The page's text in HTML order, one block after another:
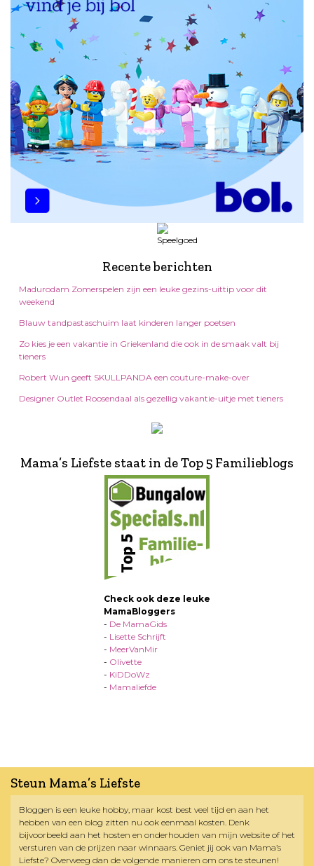
Recente berichten
Madurodam Zomerspelen zijn een leuke gezins-uittip voor dit
weekend
Blauw tandpastaschuim laat kinderen langer poetsen
Zo kies je een vakantie in Griekenland die ook in de smaak valt bij
tieners
Robert Wun geeft SKULLPANDA een couture-make-over
Designer Outlet Roosendaal als gezellig vakantie-uitje met tieners
Mama’s Liefste staat in de Top 5 Familieblogs
Check ook deze leuke
MamaBloggers
- De MamaGids
- Lisette Schrijft
- MeerVanMir
- Olivette
- KiDDoWz
- Mamaliefde
Steun Mama’s Liefste
Bloggen is een leuke hobby, maar kost best veel tijd en aan het
hebben van een blog zitten nu ook eenmaal kosten. Denk
bijvoorbeeld aan het hosten en onderhouden van mijn website of het
versturen van de prijzen naar winnaars. Geniet jij ook van Mama’s
Liefste? Overweeg dan de volgende manieren om ons te steunen!